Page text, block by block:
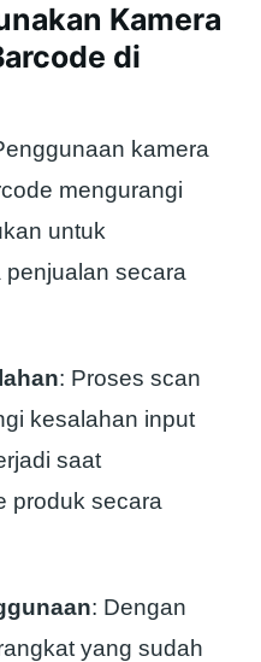
Kamera
di
kamera
mengurangi
untuk
secara
: Proses scan
kesalahan input
saat
produk secara
: Dengan
yang sudah